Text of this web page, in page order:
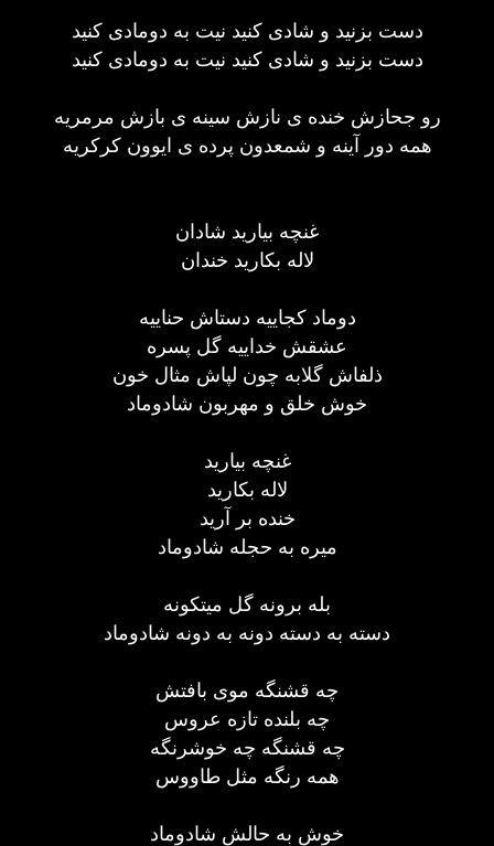
دست بزنید و شادی کنید نیت به دومادی کنید
دست بزنید و شادی کنید نیت به دومادی کنید
رو جحازش خنده ی نازش سینه ی بازش مرمریه
همه دور آینه و شمعدون پرده ی ایوون کرکریه
غنچه بیارید شادان
لاله بکارید خندان
دوماد کجاییه دستاش حناییه
عشقش خداییه گل پسره
ذلفاش گلابه چون لپاش مثال خون
خوش خلق و مهربون شادوماد
غنچه بیارید
لاله بکارید
خنده بر آرید
میره به حجله شادوماد
بله برونه گل میتکونه
دسته به دسته دونه به دونه شادوماد
چه قشنگه موی بافتش
چه بلنده تازه عروس
چه قشنگه چه خوشرنگه
همه رنگه مثل طاووس
خوش به حالش شادوماد